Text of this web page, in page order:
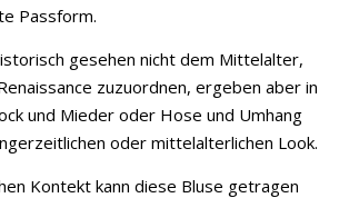
Passform.
gesehen nicht dem Mittelalter,
zuzuordnen, ergeben aber in
und Mieder oder Hose und Umhang
oder mittelalterlichen Look.
Kontekt kann diese Bluse getragen